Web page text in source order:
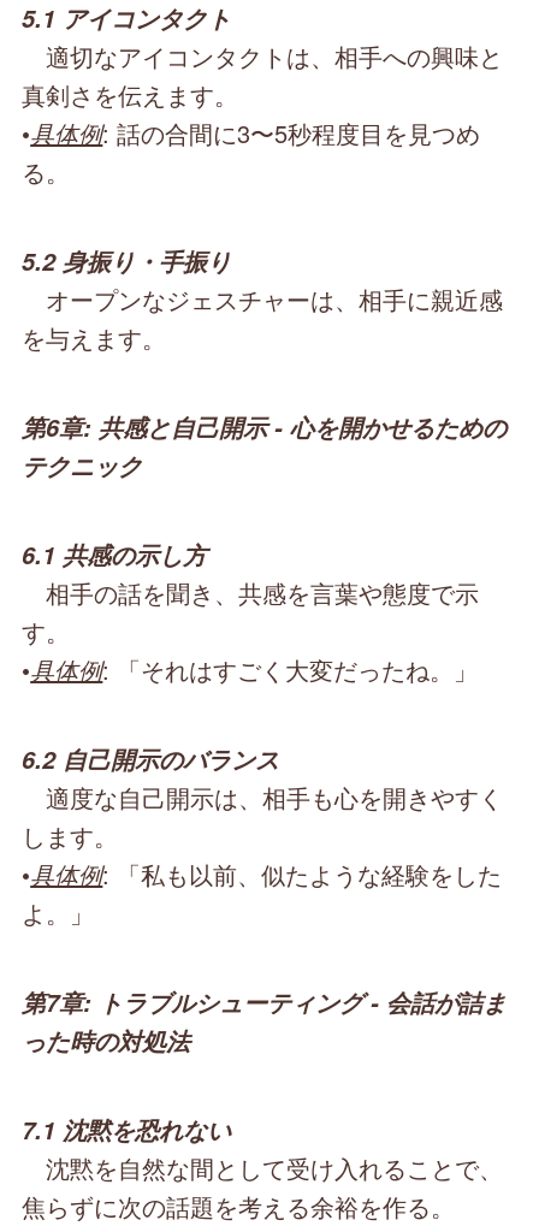
5.1 アイコンタクト
適切なアイコンタクトは、相手への興味と
真剣さを伝えます。
•具体例: 話の合間に3〜5秒程度目を見つめ
る。
5.2 身振り・手振り
オープンなジェスチャーは、相手に親近感
を与えます。
第6章: 共感と自己開示 - 心を開かせるための
テクニック
6.1 共感の示し方
相手の話を聞き、共感を言葉や態度で示
す。
•具体例: 「それはすごく大変だったね。」
6.2 自己開示のバランス
適度な自己開示は、相手も心を開きやすく
します。
•具体例: 「私も以前、似たような経験をした
よ。」
第7章: トラブルシューティング - 会話が詰ま
った時の対処法
7.1 沈黙を恐れない
沈黙を自然な間として受け入れることで、
焦らずに次の話題を考える余裕を作る。